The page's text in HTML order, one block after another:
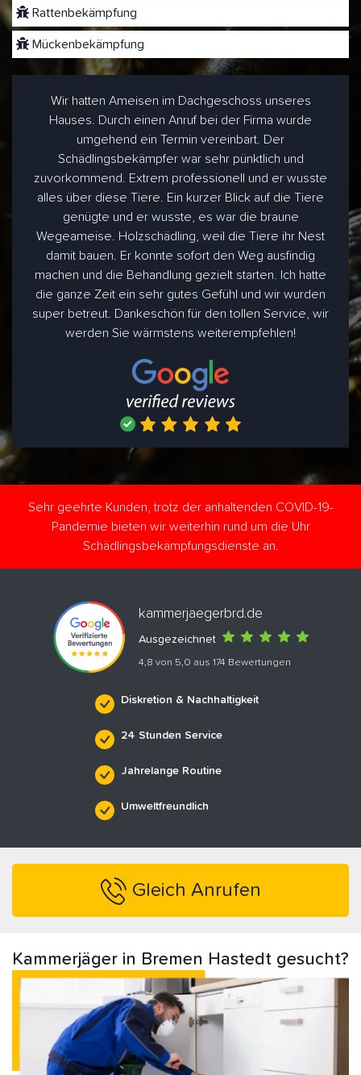
Rattenbekämpfung
Mückenbekämpfung
Wir hatten Ameisen im Dachgeschoss unseres
Hauses. Durch einen Anruf bei der Firma wurde
umgehend ein Termin vereinbart. Der
Schädlingsbekämpfer war sehr pünktlich und
zuvorkommend. Extrem professionell und er wusste
alles über diese Tiere. Ein kurzer Blick auf die Tiere
genügte und er wusste, es war die braune
Wegeameise. Holzschädling, weil die Tiere ihr Nest
damit bauen. Er konnte sofort den Weg ausfindig
machen und die Behandlung gezielt starten. Ich hatte
die ganze Zeit ein sehr gutes Gefühl und wir wurden
super betreut. Dankeschön für den tollen Service, wir
werden Sie wärmstens weiterempfehlen!
Sehr geehrte Kunden, trotz der anhaltenden COVID-19-
Pandemie bieten wir weiterhin rund um die Uhr
Schädlingsbekämpfungsdienste an.
kammerjaegerbrd.de
Ausgezeichnet
4,8 von 5,0 aus 174 Bewertungen
Diskretion & Nachhaltigkeit
24 Stunden Service
Jahrelange Routine
Umweltfreundlich
Gleich Anrufen
Kammerjäger in Bremen Hastedt gesucht?